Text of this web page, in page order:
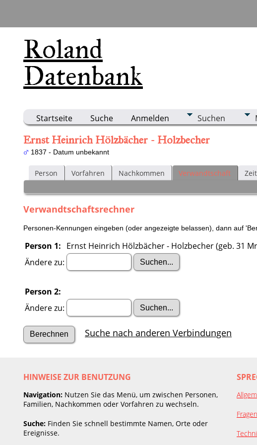
Roland
Datenbank
Startseite Suche Anmelden Suchen
Ernst Heinrich Hölzbächer - Holzbecher
1837 - Datum unbekannt
Person Vorfahren Nachkommen Verwandtschaft
Verwandtschaftsrechner
Personen-Kennungen eingeben (oder angezeigte belassen), dann auf
Person 1: Ernst Heinrich Hölzbächer - Holzbecher (geb. 31
Ändere zu:
Person 2:
Ändere zu:
Suche nach anderen Verbindungen
HINWEISE ZUR BENUTZUNG
Navigation: Nutzen Sie das Menü, um zwischen Personen,
Familien, Nachkommen oder Vorfahren zu wechseln.
Suche: Finden Sie schnell bestimmte Namen, Orte oder
Ereignisse.